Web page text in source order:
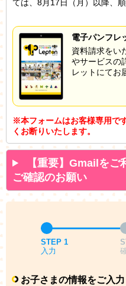
ては、8月17日（月）以降、
電子パンフレ
資料請求をい
やサービスの
レットにてお
※本フォームはお客様専用で
くお断りいたします。
【重要】Gmailをご
ご確認のお願い
STEP 1
入力
お子さまの情報をご入